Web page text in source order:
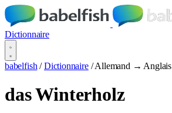
Dictionnaire
babelfish / Dictionnaire / Allemand → Anglais
das Winterholz